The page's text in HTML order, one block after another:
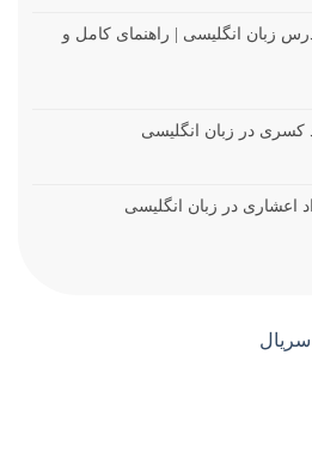
زبان انگلیسی | راهنمای کامل و
کسری در زبان انگلیسی
اعشاری در زبان انگلیسی